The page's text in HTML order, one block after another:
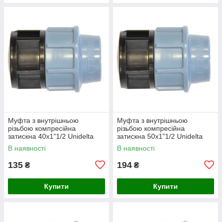
Муфта з внутрішньою
різьбою компресійна
затискна 40х1"1/2 Unidelta
В наявності
135 ₴
Купити
Муфта з внутрішньою
різьбою компресійна
затискна 50х1"1/2 Unidelta
В наявності
194 ₴
Купити